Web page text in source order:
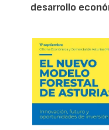
desarrollo